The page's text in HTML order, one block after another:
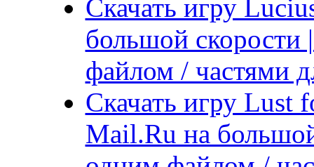
Скачать игру
большой скорости
файлом / частями
Скачать игру Lust
Mail.Ru на